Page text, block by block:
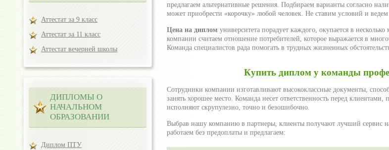
предлагаем альтернативные решения. Подбираем варианты согласно
может приобрести «корочку» любой человек. Не ставим условий и
Цена на диплом университета порадует каждого, окупается в
компании считаем отношение потребителей, которое выражается в
Команда специалистов рада помогать в трудных жизненных
Купить диплом у команды
Сотрудники компании изготавливают высококлассные документы,
занять хорошее место. Команда несет ответственность перед клиентами,
исполняют скрупулезно, точно и безошибочно.
Выбрав нашу компанию в партнеры, клиенты получают лучший сервис
работаем без предоплаты и предлагаем:
Аттестат за 9 класс
Аттестат за 11 класс
Аттестат вечерней школы
ДИПЛОМЫ О
НАЧАЛЬНОМ
ОБРАЗОВАНИИ
Диплом ПТУ